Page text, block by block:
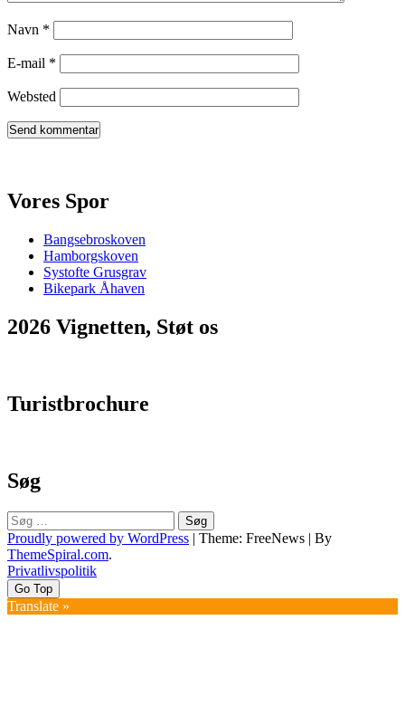
Navn *
E-mail *
Websted
Vores Spor
Bangsebroskoven
Hamborgskoven
Systofte Grusgrav
Bikepark Åhaven
2026 Vignetten, Støt os
Turistbrochure
Søg
Søg
efter:
Proudly powered by WordPress | Theme: FreeNews | By
ThemeSpiral.com.
Privatlivspolitik
Go Top
Translate »